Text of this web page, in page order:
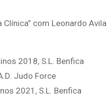
com Leonardo
2018, S.L. Benfica
Judo Force
2021, S.L. Benfica